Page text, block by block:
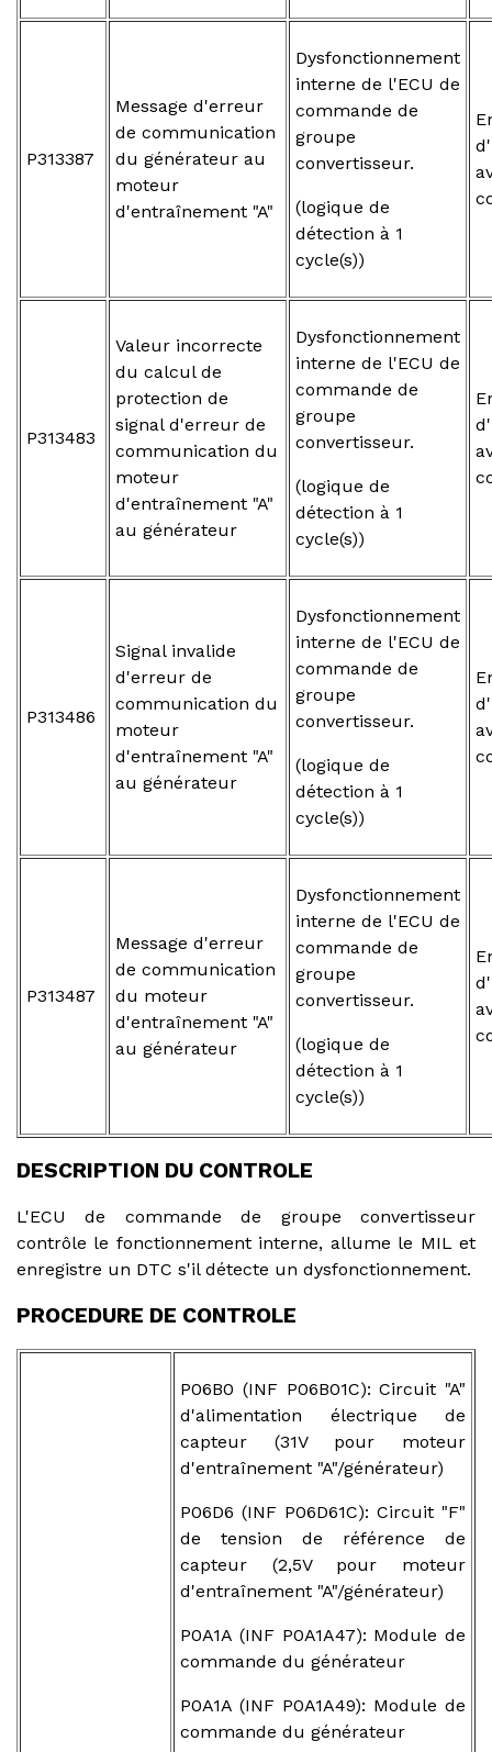
P313387
Message d'erreur
de communication
du générateur au
moteur
d'entraînement "A"
Dysfonctionnement
interne de l'ECU de
commande de
groupe
convertisseur.
(logique de
détection à 1
cycle(s))
P313483
Valeur incorrecte
du calcul de
protection de
signal d'erreur de
communication du
moteur
d'entraînement "A"
au générateur
Dysfonctionnement
interne de l'ECU de
commande de
groupe
convertisseur.
(logique de
détection à 1
cycle(s))
P313486
Signal invalide
d'erreur de
communication du
moteur
d'entraînement "A"
au générateur
Dysfonctionnement
interne de l'ECU de
commande de
groupe
convertisseur.
(logique de
détection à 1
cycle(s))
P313487
Message d'erreur
de communication
du moteur
d'entraînement "A"
au générateur
Dysfonctionnement
interne de l'ECU de
commande de
groupe
convertisseur.
(logique de
détection à 1
cycle(s))
DESCRIPTION DU CONTROLE
L'ECU de commande de groupe convertisseur
contrôle le fonctionnement interne, allume le MIL et
enregistre un DTC s'il détecte un dysfonctionnement.
PROCEDURE DE CONTROLE
P06B0 (INF P06B01C): Circuit "A"
d'alimentation électrique de
capteur (31V pour moteur
d'entraînement "A"/générateur)
P06D6 (INF P06D61C): Circuit "F"
de tension de référence de
capteur (2,5V pour moteur
d'entraînement "A"/générateur)
P0A1A (INF P0A1A47): Module de
commande du générateur
P0A1A (INF P0A1A49): Module de
commande du générateur